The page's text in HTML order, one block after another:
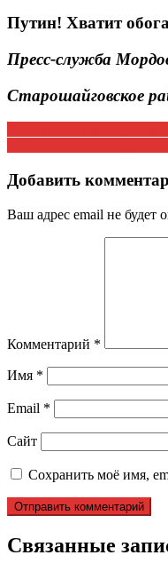
Путин! Хватит
Пресс-служба
Старошайговское
Навигация
по
записям
Добавить
Ваш адрес email не будет
Комментарий *
Имя *
Email *
Сайт
Сохранить моё имя,
Связанные